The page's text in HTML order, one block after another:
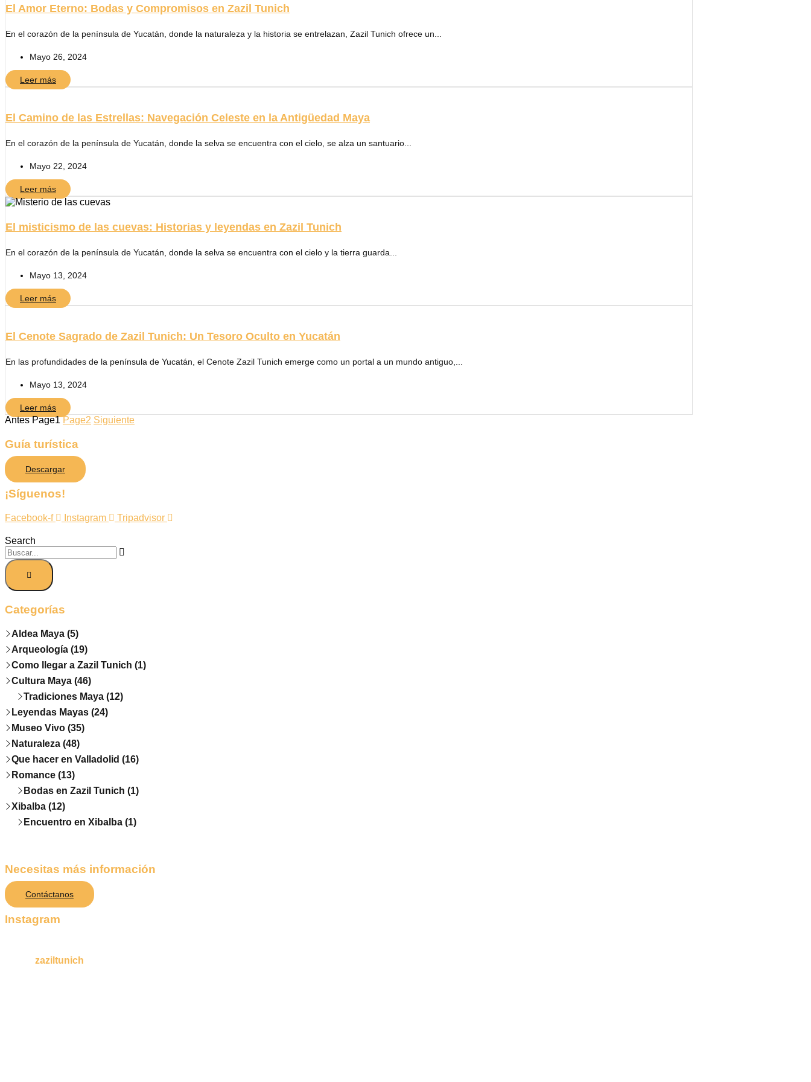
El Amor Eterno: Bodas y Compromisos en Zazil Tunich
En el corazón de la península de Yucatán, donde la naturaleza y la historia se entrelazan, Zazil Tunich ofrece un...
Mayo 26, 2024
Leer más
El Camino de las Estrellas: Navegación Celeste en la Antigüedad Maya
En el corazón de la península de Yucatán, donde la selva se encuentra con el cielo, se alza un santuario...
Mayo 22, 2024
Leer más
El misticismo de las cuevas: Historias y leyendas en Zazil Tunich
En el corazón de la península de Yucatán, donde la selva se encuentra con el cielo y la tierra guarda...
Mayo 13, 2024
Leer más
El Cenote Sagrado de Zazil Tunich: Un Tesoro Oculto en Yucatán
En las profundidades de la península de Yucatán, el Cenote Zazil Tunich emerge como un portal a un mundo antiguo,...
Mayo 13, 2024
Leer más
Antes Page1 Page2 Siguiente
Guía turística
Descargar
¡Síguenos!
Facebook-f Instagram Tripadvisor
Search
Categorías
Aldea Maya (5)
Arqueología (19)
Como llegar a Zazil Tunich (1)
Cultura Maya (46)
Tradiciones Maya (12)
Leyendas Mayas (24)
Museo Vivo (35)
Naturaleza (48)
Que hacer en Valladolid (16)
Romance (13)
Bodas en Zazil Tunich (1)
Xibalba (12)
Encuentro en Xibalba (1)
Necesitas más información
Contáctanos
Instagram
zaziltunich